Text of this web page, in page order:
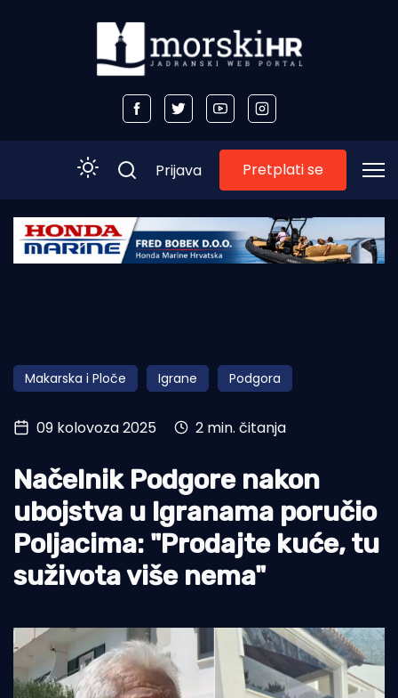
Početna
Obala
Otoci
Turizam i nautika
Pomorstvo
Ribolov
Ekologija
Tradicija i kultura
Prijava Pretplati se
Makarska i Ploče Igrane Podgora
09 kolovoza 2025 2 min. čitanja
Načelnik Podgore nakon
ubojstva u Igranama poručio
Poljacima: "Prodajte kuće, tu
suživota više nema"